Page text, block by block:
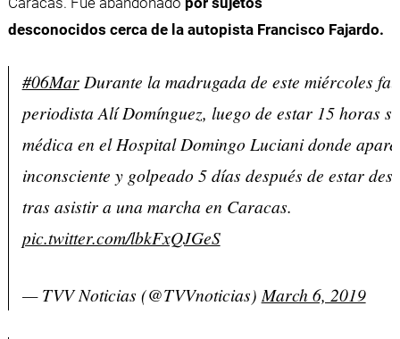
desconocidos cerca de la autopista Francisco Fajardo.
#06MarDurante la madrugada de este miércoles
periodista Alí Domínguez, luego de estar 15 horas
médica en el Hospital Domingo Luciani donde
inconsciente y golpeado 5 días después de estar
tras asistir a una marcha en Caracas.
pic.twitter.com/lbkFxQJGeS
— TVV Noticias (@TVVnoticias)March 6, 2019